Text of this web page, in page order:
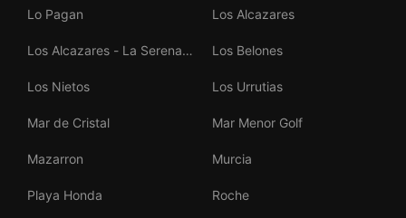
Lo Pagan Los Alcazares
Los Alcazares - La Serena
Los Belones
Los Nietos Los Urrutias
Mar de Cristal Mar Menor Golf
Mazarron Murcia
Playa Honda Roche